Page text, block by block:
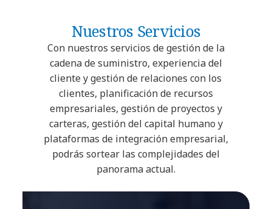
Nuestros Servicios
Con nuestros servicios de gestión de la
cadena de suministro, experiencia del
cliente y gestión de relaciones con los
clientes, planificación de recursos
empresariales, gestión de proyectos y
carteras, gestión del capital humano y
plataformas de integración empresarial,
podrás sortear las complejidades del
panorama actual.